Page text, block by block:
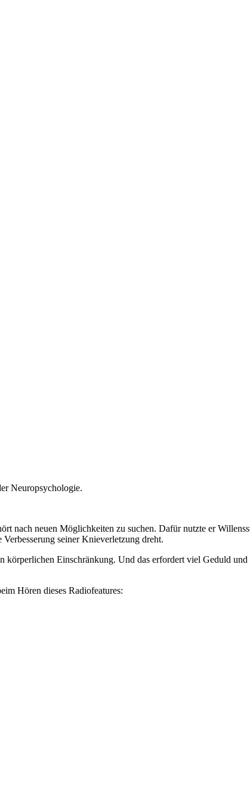
Neuropsychologie.
nach neuen Möglichkeiten zu suchen. Dafür nutzte er
seiner Knieverletzung dreht.
körperlichen Einschränkung. Und das erfordert viel Geduld
Hören dieses Radiofeatures: